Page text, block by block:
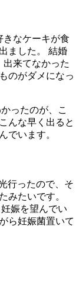
きなケーキが食
ました。 結婚
出来てなかった
のがダメになっ
ったのが、こ
んな早く出ると
でいます。
行ったので、そ
みたいです。
娠を望んでい
ら妊娠菌置いて